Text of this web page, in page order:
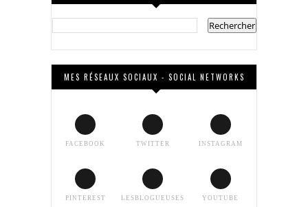
MES RÉSEAUX SOCIAUX - SOCIAL NETWORKS
FACEBOOK TWITTER INSTAGRAM
PINTEREST LESBLOGUEUSES YOUTUBE